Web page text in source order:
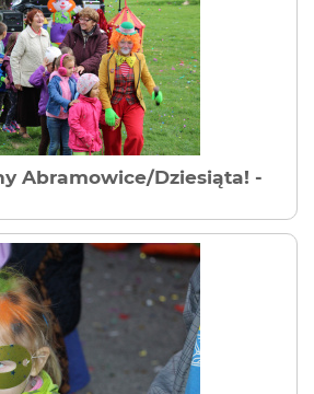
Abramowice/Dziesiąta! -